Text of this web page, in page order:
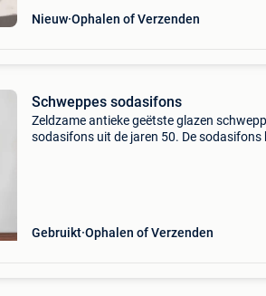
Nieuw Ophalen of Verzenden
Schweppes sodasifons
Zeldzame antieke geëtste glazen
sodasifons uit de jaren 50. De sodasifons
Gebruikt Ophalen of Verzenden